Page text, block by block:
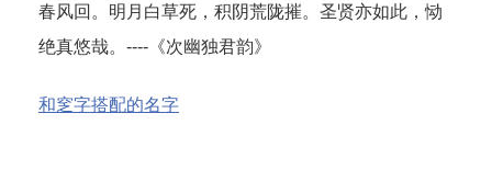
春风回。明月白草死，积阴荒陇摧。圣贤亦如此，恸
绝真悠哉。----《次幽独君韵》
和窆字搭配的名字